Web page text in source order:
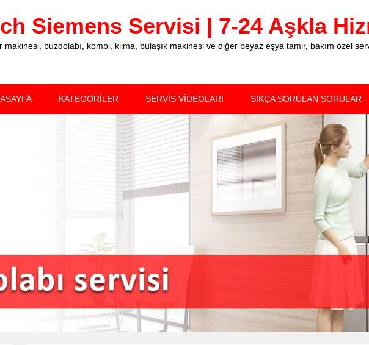
Siemens Servisi | 7-24 Aşkla
makinesi, buzdolabı, kombi, klima, bulaşık makinesi ve diğer beyaz eşya tamir, bakım özel
KATEGORİLER SERVİS VİDEOLARI SIKÇA SORULAN SORULAR